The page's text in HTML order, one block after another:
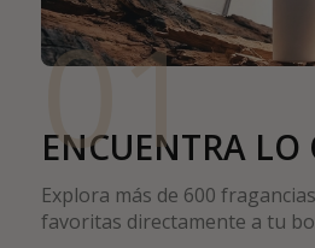
01
ENCUENTRA LO
Explora más de 600
favoritas directamente a tu